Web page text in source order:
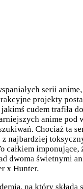
serii
projekty
cudem trafiła
anime pod
Chociaż ta
z najbardziej
całkiem imponujące,
dwoma świetnymi
x Hunter.
na który składa